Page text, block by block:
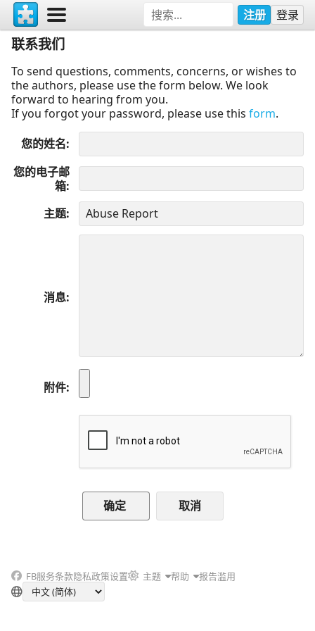
注册 登录
联系我们
To send questions, comments, concerns, or wishes to
the authors, please use the form below. We look
forward to hearing from you.
If you forgot your password, please use this form.
您的姓名
您的电子邮
箱
主题
消息
附件
取消
FB服务条款隐私政策设置 主题 帮助 报告滥用